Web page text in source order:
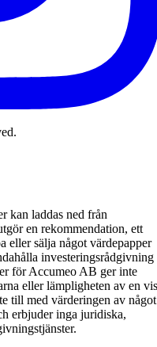
kan laddas ned från
en rekommendation, ett
eller sälja något värdepapper
investeringsrådgivning
för Accumeo AB ger inte
eller lämpligheten av en
till med värderingen av något
erbjuder inga juridiska,